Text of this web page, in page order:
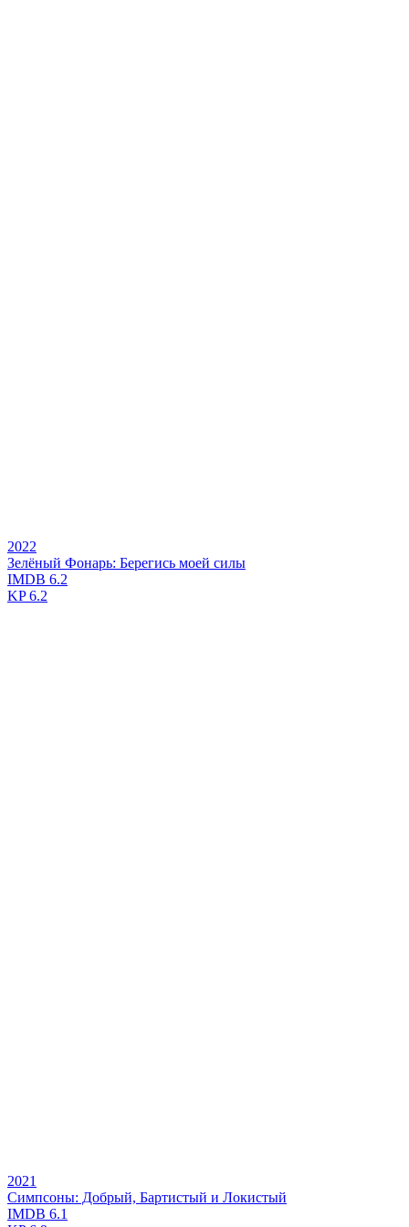
2022
Зелёный Фонарь: Берегись моей силы
IMDB 6.2
KP6.2
2021
Симпсоны: Добрый, Бартистый и Локистый
IMDB 6.1